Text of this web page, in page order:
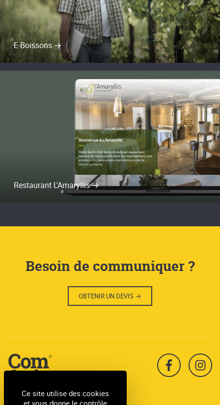
E-Boissons →
Restaurant L'Amaryllis →
Besoin de communiquer ?
OBTENIR UN DEVIS
Agence de communication
Facebook
Ce site utilise des cookies
et vous donne le contrôle